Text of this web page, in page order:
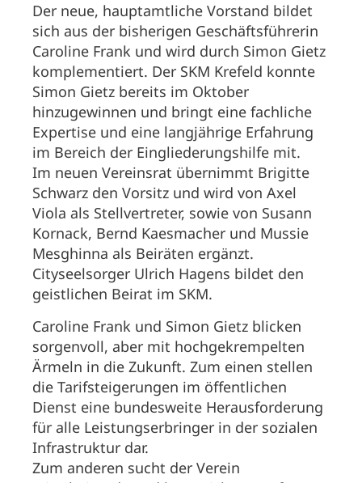
Der neue, hauptamtliche Vorstand bildet
sich aus der bisherigen Geschäftsführerin
Caroline Frank und wird durch Simon Gietz
komplementiert. Der SKM Krefeld konnte
Simon Gietz bereits im Oktober
hinzugewinnen und bringt eine fachliche
Expertise und eine langjährige Erfahrung
im Bereich der Eingliederungshilfe mit.
Im neuen Vereinsrat übernimmt Brigitte
Schwarz den Vorsitz und wird von Axel
Viola als Stellvertreter, sowie von Susann
Kornack, Bernd Kaesmacher und Mussie
Mesghinna als Beiräten ergänzt.
Cityseelsorger Ulrich Hagens bildet den
geistlichen Beirat im SKM.
Caroline Frank und Simon Gietz blicken
sorgenvoll, aber mit hochgekrempelten
Ärmeln in die Zukunft. Zum einen stellen
die Tarifsteigerungen im öffentlichen
Dienst eine bundesweite Herausforderung
für alle Leistungserbringer in der sozialen
Infrastruktur dar.
Zum anderen sucht der Verein